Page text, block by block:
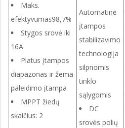
Maks.
efektyvumas98,7%
Stygos srovė iki
16A
Platus įtampos
diapazonas ir žema
paleidimo įtampa
MPPT žiedų
skaičius: 2
Automatinė
įtampos
stabilizavimo
technologija
silpnomis
tinklo
sąlygomis
DC
srovės polių